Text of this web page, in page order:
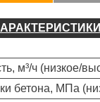
м³/ч (низкое/
бетона, МПа